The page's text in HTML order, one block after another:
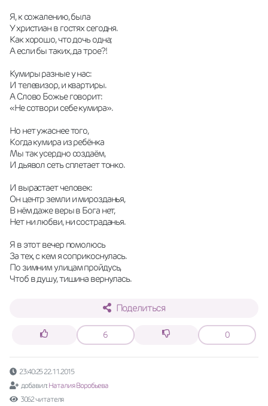
Я, к сожалению, была
У христиан в гостях сегодня.
Как хорошо, что дочь одна;
А если бы таких, да трое?!
Кумиры разные у нас:
И телевизор, и квартиры.
А Слово Божье говорит:
«Не сотвори себе кумира».
Но нет ужаснее того,
Когда кумира из ребёнка
Мы так усердно создаём,
И дьявол сеть сплетает тонко.
И вырастает человек:
Он центр земли и мирозданья,
В нём даже веры в Бога нет,
Нет ни любви, ни состраданья.
Я в этот вечер помолюсь
За тех, с кем я соприкоснулась.
По зимним улицам пройдусь,
Чтоб в душу, тишина вернулась.
Поделиться
6 0
23:40:25 22.11.2015
добавил: Наталия Воробьева
3062 читателя